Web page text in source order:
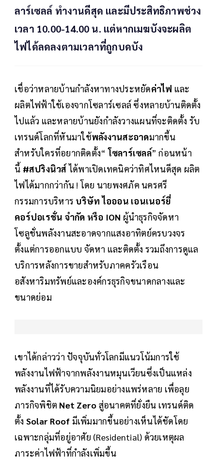
ลาร์เซลล์ ทำงานดีสุด และมีประสิทธิภาพช่วง
เวลา 10.00-14.00 น. แต่หากเมฆบังจะผลิต
ไฟได้ลดลงตามเวลาที่ถูกบดบัง
เชื่อว่าหลายบ้านกำลังหาทางประหยัดค่าไฟ และ
ผลิตไฟฟ้าใช้เองจากโซลาร์เซลล์ ซึ่งหลายบ้านติดตั้ง
ไปแล้ว และหลายบ้านยังกำลังวางแผนที่จะติดตั้ง รับ
เทรนด์โลกที่หันมาใช้พลังงานสะอาดมากขึ้น
สำหรับใครที่อยากติดตั้ง“โซลาร์เซลล์” ก่อนหน้า
นี้ #สปริงนิวส์ ได้พาเปิดเทคนิคว่าทิศไหนดีสุด ผลิต
ไฟได้มากกว่ากัน ! โดย นายพงศภัค นครศรี
กรรมการบริหาร บริษัท ไอออน เอนเนอร์ยี่
คอร์ปอเรชั่น จำกัด หรือ ION ผู้นำธุรกิจจัดหา
โซลูชั่นพลังงานสะอาดจากแสงอาทิตย์ครบวงจร
ตั้งแต่การออกแบบ จัดหา และติดตั้ง รวมถึงการดูแล
บริการหลังการขายสำหรับภาคครัวเรือน
อสังหาริมทรัพย์และองค์กรธุรกิจขนาดกลางและ
ขนาดย่อม
เขาได้กล่าวว่า ปัจจุบันทั่วโลกมีแนวโน้มการใช้
พลังงานไฟฟ้าจากพลังงานหมุนเวียนซึ่งเป็นแหล่ง
พลังงานที่ได้รับความนิยมอย่างแพร่หลาย เพื่อลุย
ภารกิจพิชิต Net Zero สู่อนาคตที่ยั่งยืน เทรนด์ติด
ตั้ง Solar Roof มีเพิ่มมากขึ้นอย่างเห็นได้ชัดโดย
เฉพาะกลุ่มที่อยู่อาศัย (Residential) ด้วยเหตุผล
ภาระค่าไฟฟ้าที่กำลังเพิ่มขึ้น